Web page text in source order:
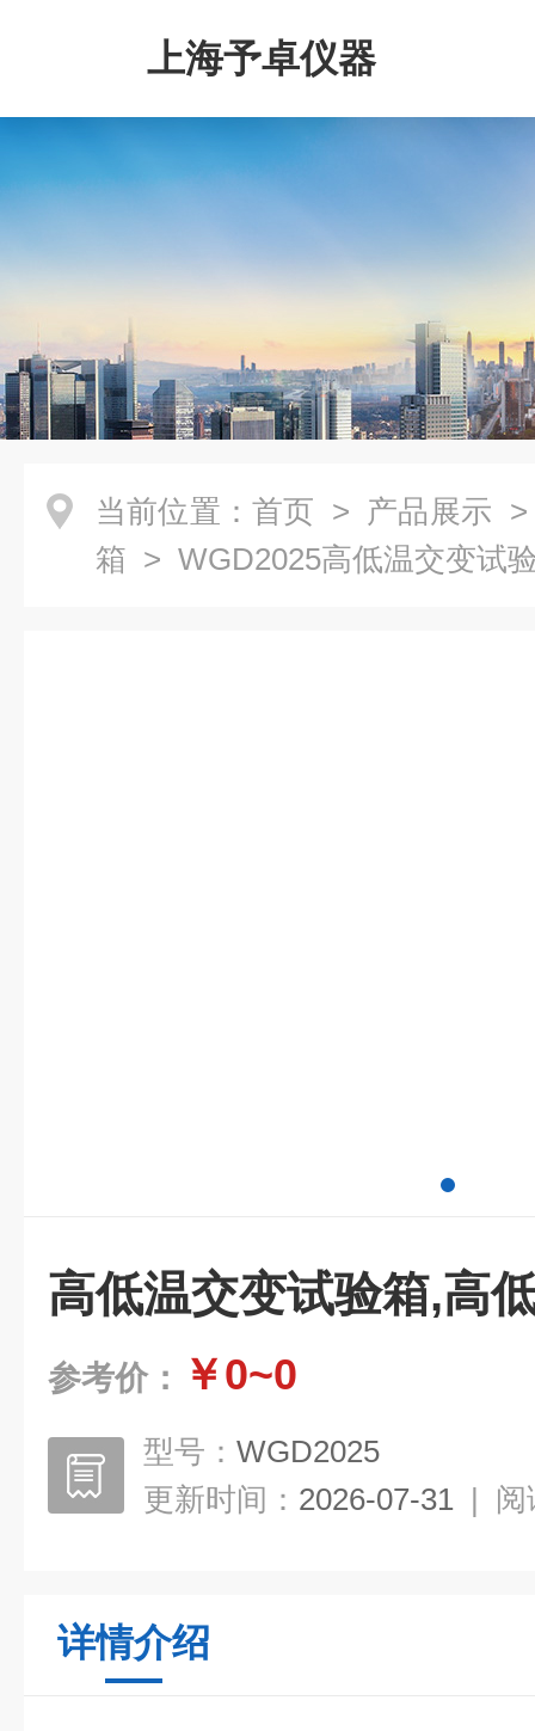
上海予卓仪器
当前位置： 首页 > 产品展示
箱 > WGD2025高低温交变试
高低温交变试验箱,高
参考价： ￥0~0
型号： WGD2025
更新时间： 2026-07-31 | 阅
详情介绍